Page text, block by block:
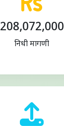
208,072,000
निधी मागणी